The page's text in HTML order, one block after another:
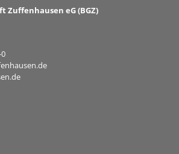
Zuffenhausen eG (BGZ)